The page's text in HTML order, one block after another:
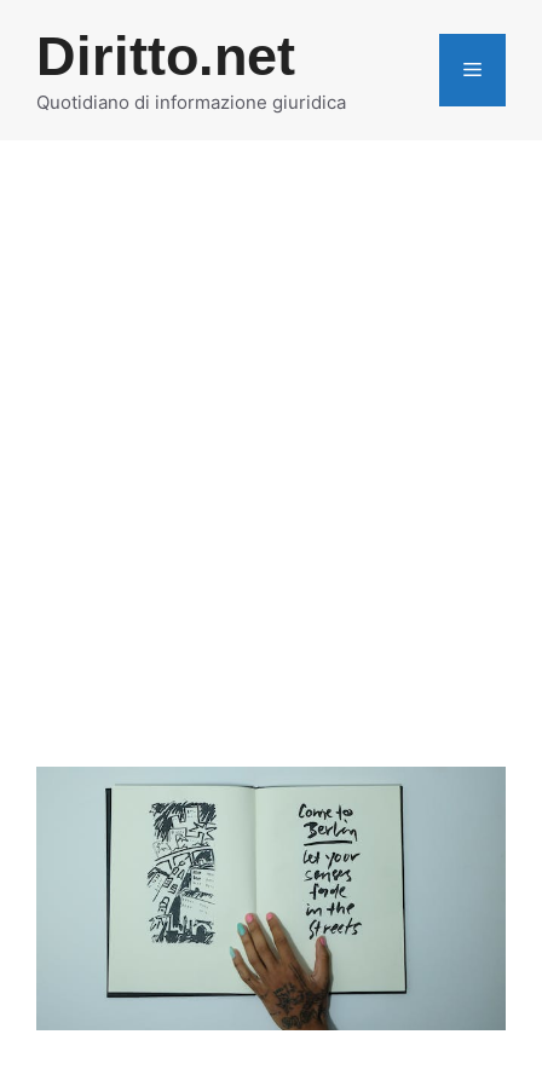
contenuto
Diritto.net
Quotidiano di informazione giuridica
MENU